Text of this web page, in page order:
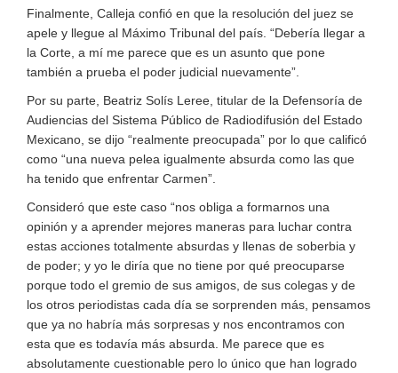
Finalmente, Calleja confió en que la resolución del juez se
apele y llegue al Máximo Tribunal del país. “Debería llegar a
la Corte, a mí me parece que es un asunto que pone
también a prueba el poder judicial nuevamente”.
Por su parte, Beatriz Solís Leree, titular de la Defensoría de
Audiencias del Sistema Público de Radiodifusión del Estado
Mexicano, se dijo “realmente preocupada” por lo que calificó
como “una nueva pelea igualmente absurda como las que
ha tenido que enfrentar Carmen”.
Consideró que este caso “nos obliga a formarnos una
opinión y a aprender mejores maneras para luchar contra
estas acciones totalmente absurdas y llenas de soberbia y
de poder; y yo le diría que no tiene por qué preocuparse
porque todo el gremio de sus amigos, de sus colegas y de
los otros periodistas cada día se sorprenden más, pensamos
que ya no habría más sorpresas y nos encontramos con
esta que es todavía más absurda. Me parece que es
absolutamente cuestionable pero lo único que han logrado